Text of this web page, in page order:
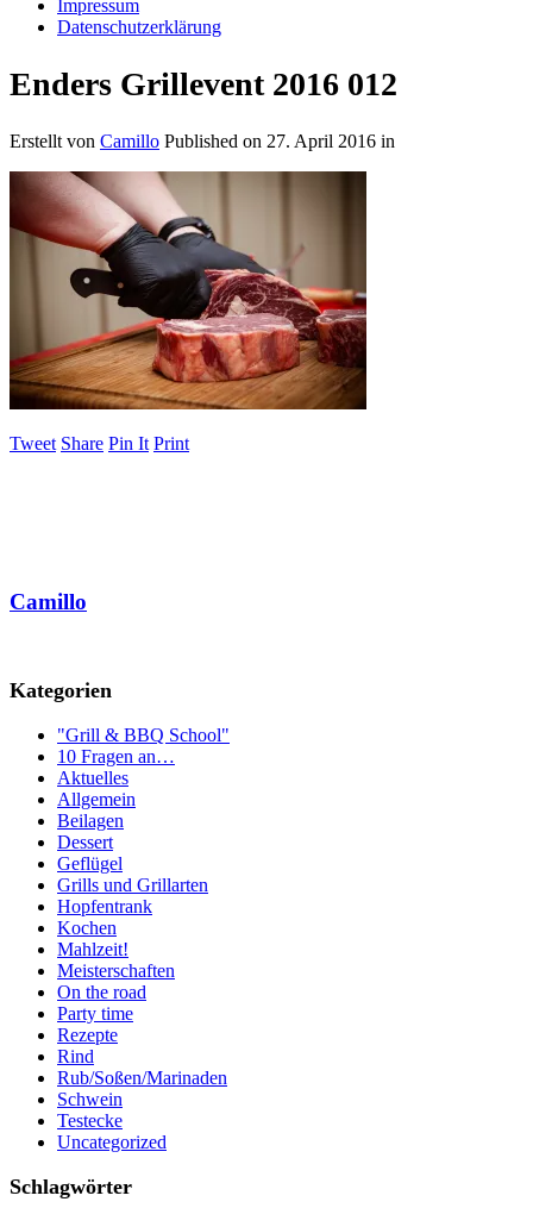
Impressum
Datenschutzerklärung
Enders Grillevent 2016 012
Erstellt von Camillo Published on 27. April 2016 in
Tweet Share Pin It Print
Camillo
Kategorien
"Grill & BBQ School"
10 Fragen an…
Aktuelles
Allgemein
Beilagen
Dessert
Geflügel
Grills und Grillarten
Hopfentrank
Kochen
Mahlzeit!
Meisterschaften
On the road
Party time
Rezepte
Rind
Rub/Soßen/Marinaden
Schwein
Testecke
Uncategorized
Schlagwörter